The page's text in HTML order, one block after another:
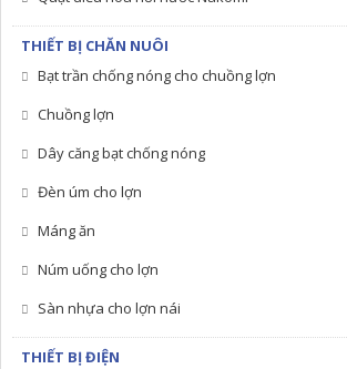
THIẾT BỊ CHĂN NUÔI
Bạt trần chống nóng cho chuồng lợn
Chuồng lợn
Dây căng bạt chống nóng
Đèn úm cho lợn
Máng ăn
Núm uống cho lợn
Sàn nhựa cho lợn nái
THIẾT BỊ ĐIỆN